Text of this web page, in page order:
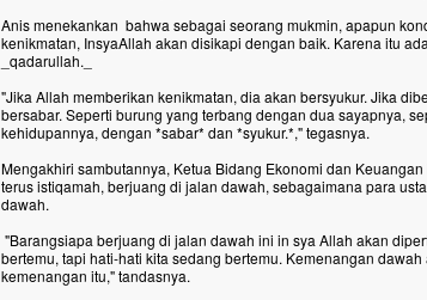
Anis menekankan bahwa sebagai seorang mukmin, apapun
kenikmatan, InsyaAllah akan disikapi dengan baik. Karena itu
_qadarullah._
"Jika Allah memberikan kenikmatan, dia akan bersyukur. Jika
bersabar. Seperti burung yang terbang dengan dua sayapnya,
kehidupannya, dengan *sabar* dan *syukur.*," tegasnya.
Mengakhiri sambutannya, Ketua Bidang Ekonomi dan
terus istiqamah, berjuang di jalan dawah, sebagaimana para
dawah.
"Barangsiapa berjuang di jalan dawah ini in sya Allah akan
bertemu, tapi hati-hati kita sedang bertemu. Kemenangan
kemenangan itu," tandasnya.